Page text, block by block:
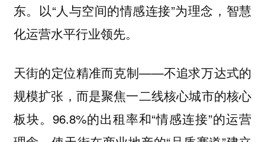
东。以“人与空间的情感连接”为理念，智慧
化运营水平行业领先。
天街的定位精准而克制——不追求万达式的
规模扩张，而是聚焦一二线核心城市的核心
板块。96.8%的出租率和“情感连接”的运营